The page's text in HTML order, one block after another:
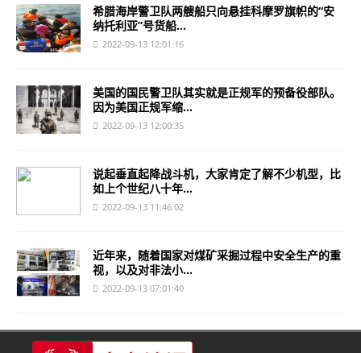
希腊海岸警卫队两艘船只向悬挂科摩罗旗帜的“安
纳托利亚”号货船...
2022-09-13 12:01:16
美国的国民警卫队其实就是正规军的预备役部队。
因为美国正规军缩...
2022-09-13 12:00:35
说起垂直起降战斗机，大家肯定了解不少机型，比
如上个世纪八十年...
2022-09-13 11:46:02
近年来，随着国家对煤矿采掘过程中安全生产的重
视，以及对非法小...
2022-09-13 07:01:40